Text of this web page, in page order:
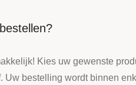
Kies uw gewenste
Uw bestelling wordt binnen